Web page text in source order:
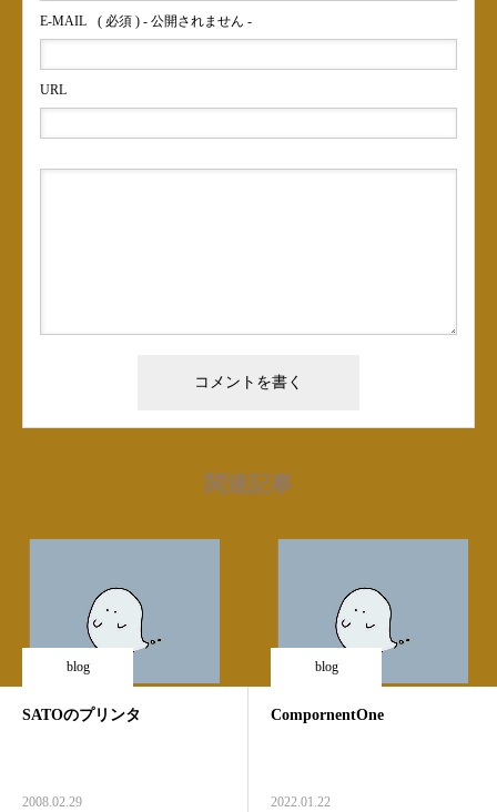
E-MAIL ( 必須 ) - 公開されません -
URL
関連記事
blog
SATOのプリンタ
2008.02.29
blog
CompornentOne
2022.01.22